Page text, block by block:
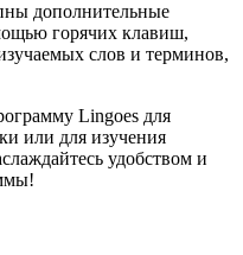
дополнительные
горячих клавиш,
слов и терминов,
Lingoes для
или для изучения
удобством и